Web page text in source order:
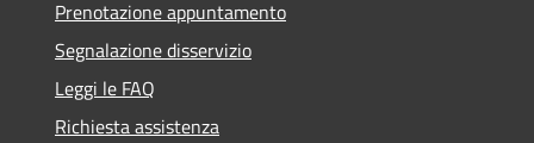
Prenotazione appuntamento
Segnalazione disservizio
Leggi le FAQ
Richiesta assistenza